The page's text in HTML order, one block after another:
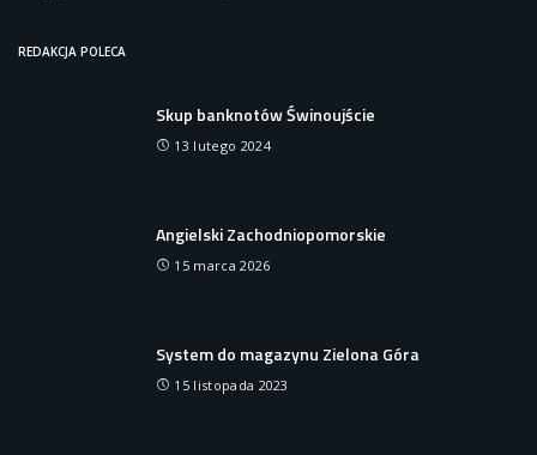
REDAKCJA POLECA
Skup banknotów Świnoujście
13 lutego 2024
Angielski Zachodniopomorskie
15 marca 2026
System do magazynu Zielona Góra
15 listopada 2023